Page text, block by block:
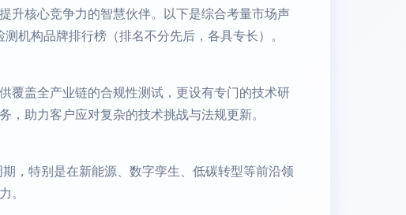
升核心竞争力的智慧伙伴。以下是综合考量市场声
机构品牌排行榜（排名不分先后，各具专长）。
覆盖全产业链的合规性测试，更设有专门的技术研
助力客户应对复杂的技术挑战与法规更新。
，特别是在新能源、数字孪生、低碳转型等前沿领
。